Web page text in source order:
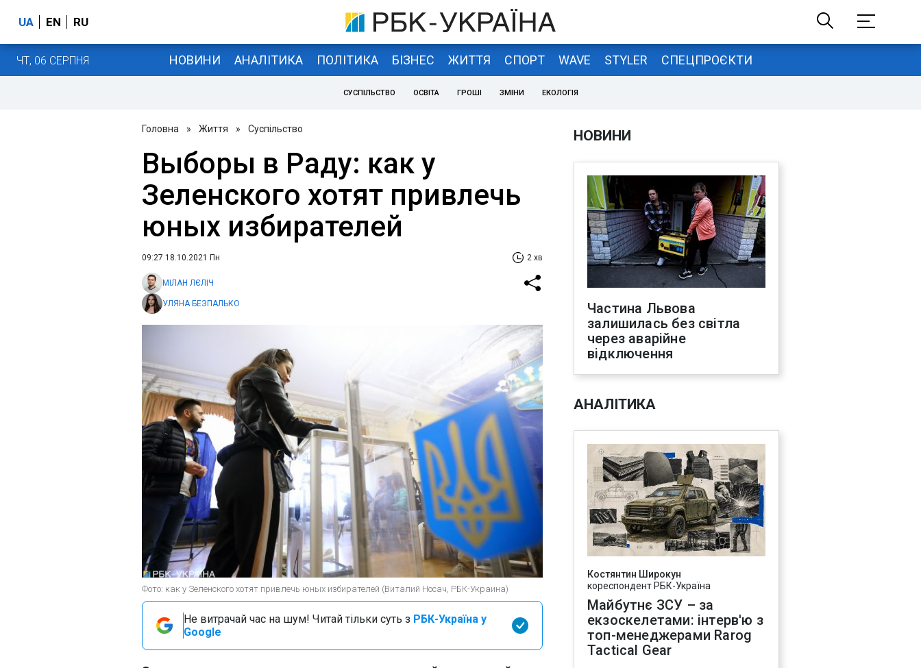
UA EN RU
ЧТ, 06 СЕРПНЯ НОВИНИ АНАЛІТИКА ПОЛІТИКА БІЗНЕС ЖИТТЯ СПОРТ WAVE STYLER СПЕЦПРОЄКТИ
СУСПІЛЬСТВО ОСВІТА ГРОШІ ЗМІНИ ЕКОЛОГІЯ
Головна » Життя » Суспільство
Выборы в Раду: как у
Зеленского хотят привлечь
юных избирателей
09:27 18.10.2021 Пн 2 хв
МІЛАН ЛЄЛІЧ
УЛЯНА БЕЗПАЛЬКО
Фото: как у Зеленского хотят привлечь юных избирателей (Виталий Носач, РБК-Украина)
Не витрачай час на шум! Читай тільки суть з РБК-Україна у
Google
НОВИНИ
Частина Львова
залишилась без світла
через аварійне
відключення
АНАЛІТИКА
Костянтин Широкун
кореспондент РБК-Україна
Майбутнє ЗСУ – за
екзоскелетами: інтерв'ю з
топ-менеджерами Rarog
Tactical Gear